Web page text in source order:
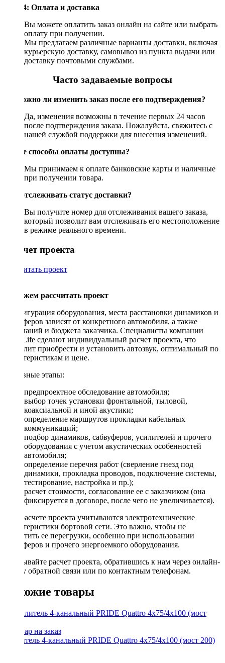
Шаг 4: Оплата и доставка
Вы можете оплатить заказ онлайн на сайте или выбрать
оплату при получении.
Мы предлагаем различные варианты доставки, включая
курьерскую доставку, самовывоз из пункта выдачи или
доставку почтовыми службами.
Часто задаваемые вопросы
Возможно ли изменить заказ после его подтверждения?
Да, изменения возможны в течение первых 24 часов
после подтверждения заказа. Пожалуйста, свяжитесь с
нашей службой поддержки для внесения изменений.
Какие способы оплаты доступны?
Мы принимаем к оплате банковские карты и наличные
при получении товара.
Как отслеживать статус доставки?
Вы получите номер для отслеживания вашего заказа,
который позволит вам отслеживать его местоположение
в режиме реального времени.
Рассчет проекта
Рассчитать проект
Поможем рассчитать проект
Конфигурация оборудования, места расстановки динамиков и
сабвуферов зависят от конкретного автомобиля, а также
пожеланий и бюджета заказчика. Специалисты компании
DriveLife сделают индивидуальный расчет проекта, что
позволит приобрести и установить автозвук, оптимальный по
характеристикам и цене.
Основные этапы:
предпроектное обследование автомобиля;
выбор точек установки фронтальной, тыловой,
коаксиальной и иной акустики;
определение маршрутов прокладки кабельных
коммуникаций;
подбор динамиков, сабвуферов, усилителей и прочего
оборудования с учетом акустических особенностей
автомобиля;
определение перечня работ (сверление гнезд под
динамики, прокладка проводов, подключение системы,
тестирование, настройка и пр.);
расчет стоимости, согласование ее с заказчиком (она
фиксируется в договоре, после чего не увеличивается).
При расчете проекта учитываются электротехнические
характеристики бортовой сети. Это важно, чтобы не
допустить ее перегрузки, особенно при использовании
сабвуферов и прочего энергоемкого оборудования.
Заказывайте расчет проекта, обратившись к нам через онлайн-
форму обратной связи или по контактным телефонам.
Похожие товары
Усилитель 4-канальный PRIDE Quattro 4х75/4х100 (мост 200)